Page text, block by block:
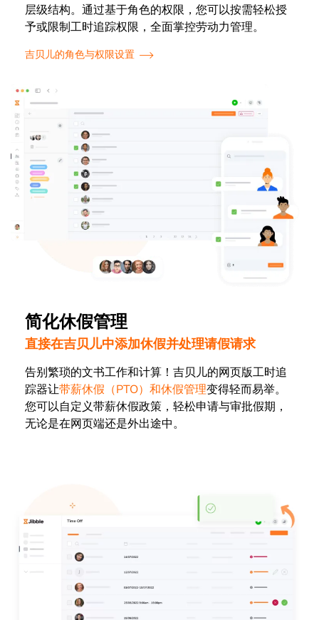
层级结构。通过基于角色的权限，您可以按需轻松授
予或限制工时追踪权限，全面掌控劳动力管理。
吉贝儿的角色与权限设置
简化休假管理
直接在吉贝儿中添加休假并处理请假请求
告别繁琐的文书工作和计算！吉贝儿的网页版工时追
踪器让带薪休假（PTO）和休假管理变得轻而易举。
您可以自定义带薪休假政策，轻松申请与审批假期，
无论是在网页端还是外出途中。